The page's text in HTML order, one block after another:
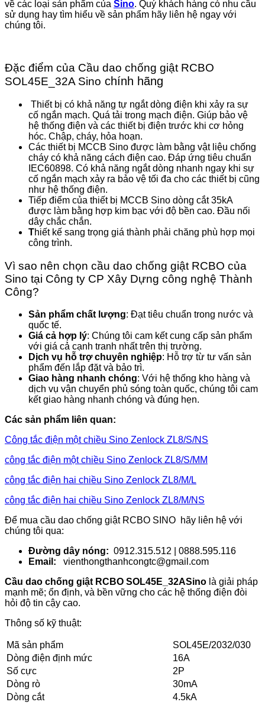
về các loại sản phẩm của Sino. Quý khách hàng có nhu cầu
sử dụng hay tìm hiểu về sản phẩm hãy liên hệ ngay với
chúng tôi.
Đặc điểm của Cầu dao chống giật RCBO
SOL45E_32A Sino chính hãng
Thiết bị có khả năng tự ngắt dòng điện khi xảy ra sự
cố ngắn mạch. Quá tải trong mạch điện. Giúp bảo vệ
hệ thống điện và các thiết bị điện trước khi cơ hỏng
hóc. Chập, cháy, hỏa hoạn.
Các thiết bị MCCB Sino được làm bằng vật liệu chống
cháy có khả năng cách điện cao. Đáp ứng tiêu chuẩn
IEC60898. Có khả năng ngắt dòng nhanh ngay khi sự
cố ngắn mạch xảy ra bảo vệ tối đa cho các thiết bị cũng
như hệ thống điện.
Tiếp điểm của thiết bị MCCB Sino dòng cắt 35kA
được làm bằng hợp kim bạc với độ bền cao. Đầu nối
dây chắc chắn.
Thiết kế sang trọng giá thành phải chăng phù hợp mọi
công trình.
Vì sao nên chọn cầu dao chống giật RCBO của
Sino tại Công ty CP Xây Dựng công nghệ Thành
Công?
Sản phẩm chất lượng: Đạt tiêu chuẩn trong nước và
quốc tế.
Giá cả hợp lý: Chúng tôi cam kết cung cấp sản phẩm
với giá cả cạnh tranh nhất trên thị trường.
Dịch vụ hỗ trợ chuyên nghiệp: Hỗ trợ từ tư vấn sản
phẩm đến lắp đặt và bảo trì.
Giao hàng nhanh chóng: Với hệ thống kho hàng và
dịch vụ vận chuyển phủ sóng toàn quốc, chúng tôi cam
kết giao hàng nhanh chóng và đúng hẹn.
Các sản phẩm liên quan:
Công tắc điện một chiều Sino Zenlock ZL8/S/NS
công tắc điện một chiều Sino Zenlock ZL8/S/MM
công tắc điện hai chiều Sino Zenlock ZL8/M/L
công tắc điện hai chiều Sino Zenlock ZL8/M/NS
Để mua cầu dao chống giật RCBO SINO hãy liên hệ với
chúng tôi qua:
Đường dây nóng: 0912.315.512 | 0888.595.116
Email: vienthongthanhcongtc@gmail.com
Cầu dao chống giật RCBO SOL45E_32ASino là giải pháp
mạnh mẽ; ổn định, và bền vững cho các hệ thống điện đòi
hỏi độ tin cậy cao.
Thông số kỹ thuật:
Mã sản phẩm
SOL45E/2032/030
Dòng điện định mức
16A
Số cực
2P
Dòng rò
30mA
Dòng cắt
4.5kA